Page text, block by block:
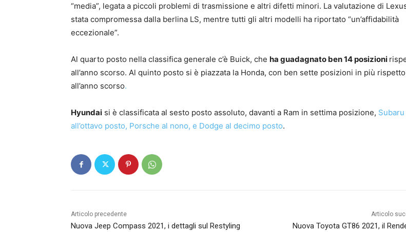
“media”, legata a piccoli problemi di trasmissione e altri difetti minori. La valutazione di
stata compromessa dalla berlina LS, mentre tutti gli altri modelli ha riportato “un’affidabilità
eccezionale”.
Al quarto posto nella classifica generale c’è Buick, che ha guadagnato ben 14 posizioni
all’anno scorso. Al quinto posto si è piazzata la Honda, con ben sette posizioni in più rispetto
all’anno scorso.
Hyundai si è classificata al sesto posto assoluto, davanti a Ram in settima posizione, Subaru
all’ottavo posto, Porsche al nono, e Dodge al decimo posto.
Articolo precedente
Nuova Jeep Compass 2021, i dettagli sul Restyling
Articolo
Nuova Toyota GT86 2021, il